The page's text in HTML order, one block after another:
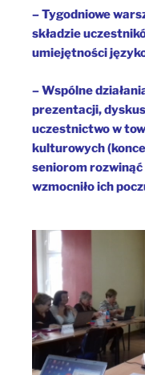
– Tygodniowe
składzie
umiejętności
– Wspólne
prezentacji,
uczestnictwo w
kulturowych
seniorom
wzmocniło ich